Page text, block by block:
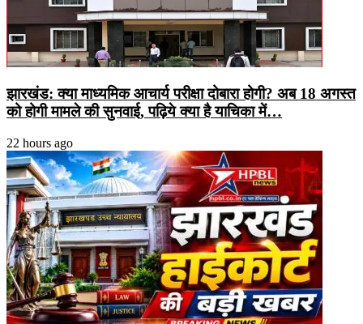
झारखंड: क्या माध्यमिक आचार्य परीक्षा दोबारा होगी? अब 18 अगस्त
को होगी मामले की सुनवाई, पढ़िये क्या है याचिका में…
22 hours ago